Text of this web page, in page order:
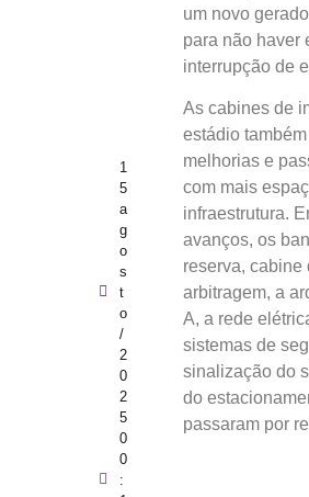
1
5
a
g
o
s
t
o
/
2
0
2
5
0
0
:
um novo
para não haver
interrupção de
As cabines de
estádio
melhorias e
com mais
infraestrutura.
avanços, os
reserva, cabine
arbitragem, a
A, a rede
sistemas de
sinalização do
do
passaram por